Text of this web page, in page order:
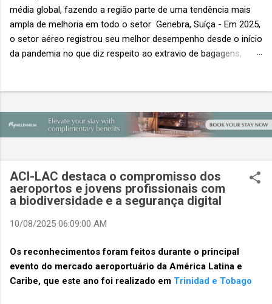
média global, fazendo a região parte de uma tendência mais
ampla de melhoria em todo o setor Genebra, Suíça - Em 2025,
o setor aéreo registrou seu melhor desempenho desde o início
da pandemia no que diz respeito ao extravio de bagagens,
“Baggage IT Insights” de 2026 da SITA, a 20ª edição anual
desse importante estudo de referência à indústria. (© SITA)
custa ao setor US$ 6,3 bilhões anualmente. Cada mala
extraviada acarreta um custo médio de US$ 260. Com um
lucro líquido médio de apenas US$ 8 por passageiro, uma mala
cinco anulam o lucro de um voo inteiro. O núme...
ACI-LAC destaca o compromisso dos
aeroportos e jovens profissionais com
a biodiversidade e a segurança digital
10/08/2025 06:09:00 AM
Os reconhecimentos foram feitos durante o principal
evento do mercado aeroportuário da América Latina e
Caribe, que este ano foi realizado em Trinidad e Tobago